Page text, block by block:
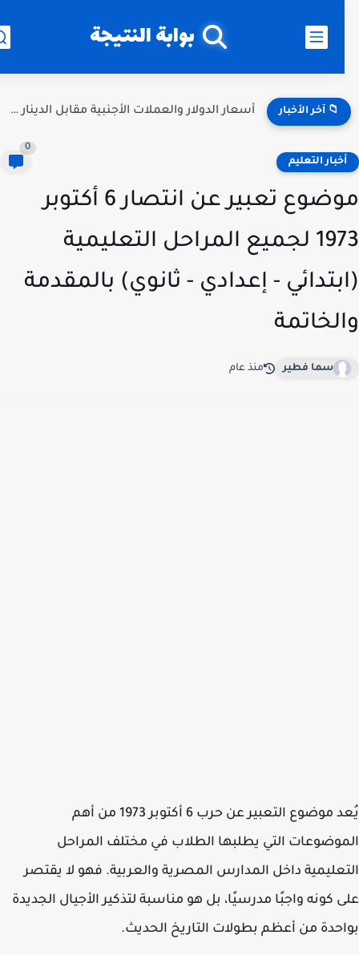
بوابة النتيجة
📁 آخر الأخبار أسعار الدولار والعملات الأجنبية مقابل الدينار العراقي اليوم بجميع البنوك...
التعليم
موضوع تعبير عن انتصار 6 أكتوبر
1973 لجميع المراحل التعليمية
- إعدادي - ثانوي) بالمقدمة
سما فطير منذ عام
يُعد موضوع التعبير عن حرب 6 أكتوبر 1973 من أهم
التي يطلبها الطلاب في مختلف المراحل
داخل المدارس المصرية والعربية. فهو لا يقتصر
كونه واجبًا مدرسيًا، بل هو مناسبة لتذكير الأجيال الجديدة
من أعظم بطولات التاريخ الحديث.